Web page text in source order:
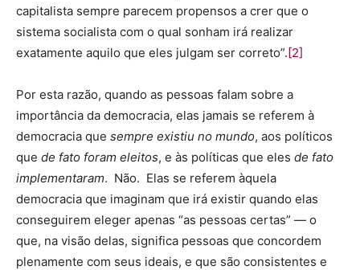
capitalista sempre parecem propensos a crer que o
sistema socialista com o qual sonham irá realizar
exatamente aquilo que eles julgam ser correto”. [2]
Por esta razão, quando as pessoas falam sobre a
importância da democracia, elas jamais se referem à
democracia que sempre existiu no mundo, aos políticos
que de fato foram eleitos, e às políticas que eles de fato
implementaram. Não. Elas se referem àquela
democracia que imaginam que irá existir quando elas
conseguirem eleger apenas “as pessoas certas” — o
que, na visão delas, significa pessoas que concordem
plenamente com seus ideais, e que são consistentes e